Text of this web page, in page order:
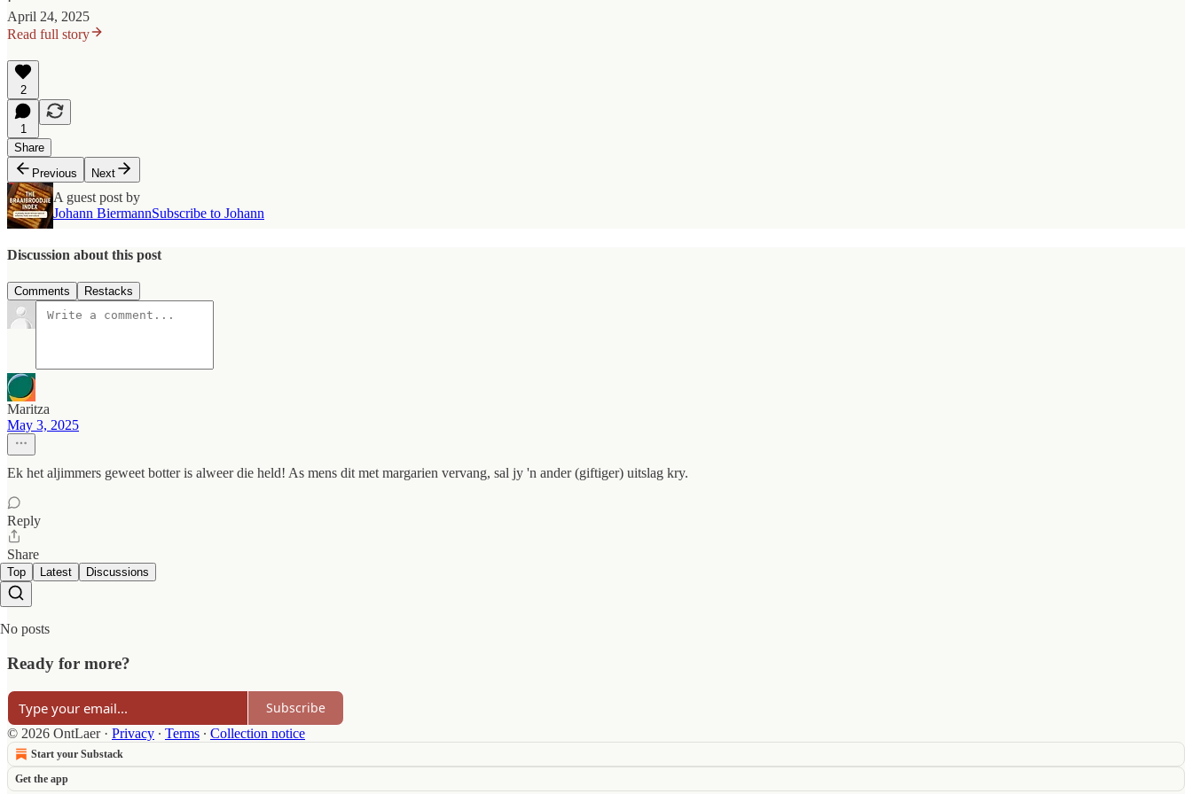
April 24, 2025
Read full story
2
1
Share
Previous
Next
A guest post by
Johann BiermannSubscribe to Johann
Discussion about this post
Comments Restacks
Maritza
May 3, 2025
Ek het aljimmers geweet botter is alweer die held! As mens dit met margarien vervang, sal jy 'n ander (giftiger) uitslag kry.
Reply
Share
Top Latest Discussions
No posts
Ready for more?
Subscribe
© 2026 OntLaer· Privacy ∙ Terms ∙ Collection notice
Start your Substack
Get the app